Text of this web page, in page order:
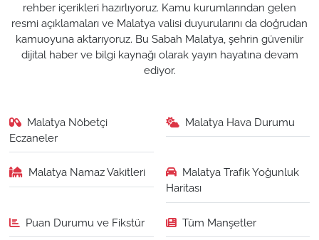
rehber içerikleri hazırlıyoruz. Kamu kurumlarından gelen
resmi açıklamaları ve Malatya valisi duyurularını da doğrudan
kamuoyuna aktarıyoruz. Bu Sabah Malatya, şehrin güvenilir
dijital haber ve bilgi kaynağı olarak yayın hayatına devam
ediyor.
Malatya Nöbetçi
Eczaneler
Malatya Hava Durumu
Malatya Namaz Vakitleri
Malatya Trafik Yoğunluk
Haritası
Puan Durumu ve Fikstür Tüm Manşetler